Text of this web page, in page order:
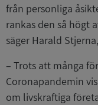
från personliga
rankas den så högt
säger Harald
– Trots att många
Coronapandemin
om livskraftiga